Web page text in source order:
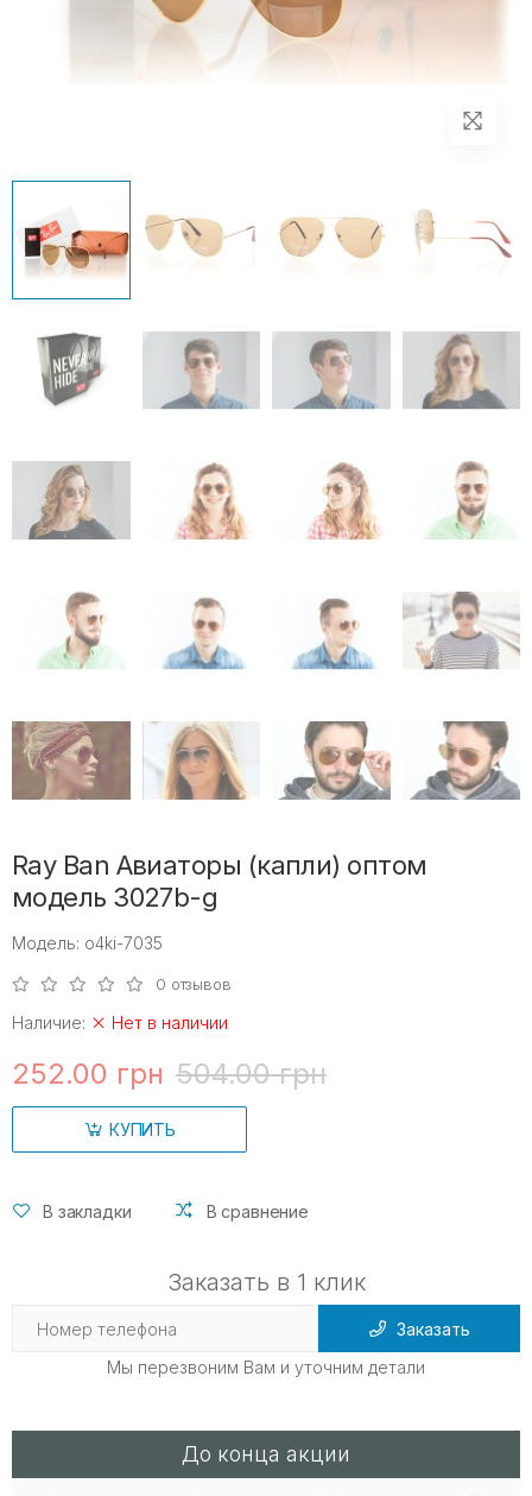
Ray Ban Авиаторы (капли) оптом
модель 3027b-g
Модель: o4ki-7035
0 отзывов
Наличие: Нет в наличии
252.00 грн 504.00 грн
КУПИТЬ
В закладки В сравнение
Заказать в 1 клик
Заказать
Мы перезвоним Вам и уточним детали
До конца акции